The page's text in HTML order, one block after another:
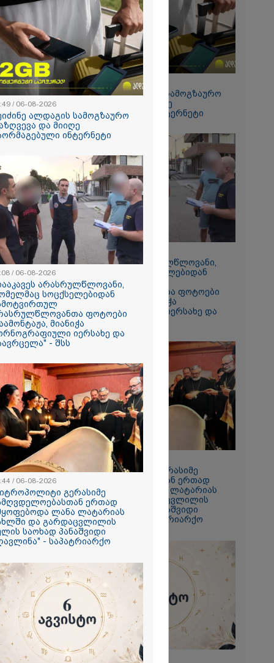
ახალ
რომ
- კურიერის
და ჩაშლილი
შედეგად
და
25%-ით
- რას
1364.80
ფაქტზე
15:49 / 06-08-2026
შეიძინე ალდაგის სამოგზაურო
დაზღვევა და მიიღე
გაორმაგებული ინტერნეტი
11:08 / 06-08-2026
"დააკავეს არასრულწლოვანი,
რომელმაც სოცქსელებიდან
ჩამოტვირთულ
არასრულწლოვანთა ფოტოები
დაამონტაჟა, მიანიჭა
პორნოგრაფიული იერსახე და
გაავრცელა" - შსს
08:44 / 06-08-2026
"მიტროპოლიტი გერასიმე
სამღვდელოებასთან ერთად
იმყოფებოდა ლანა ლატარიას
სახლში და გარდაცვლილის
სულის საოხად პანაშვიდი
აღავლინა" - საპატრიარქო
22:45 / 05-08-2026
/ 06-08-2026
ალდაგის სამოგზაურო
და მიიღე
ინტერნეტი
/ 06-08-2026
არასრულწლოვანი,
სოცქსელებიდან
ფოტოები
მიანიჭა
იერსახე და
- შსს
/ 06-08-2026
გერასიმე
ერთად
ლანა ლატარიას
და გარდაცვლილის
საოხად პანაშვიდი
- საპატრიარქო